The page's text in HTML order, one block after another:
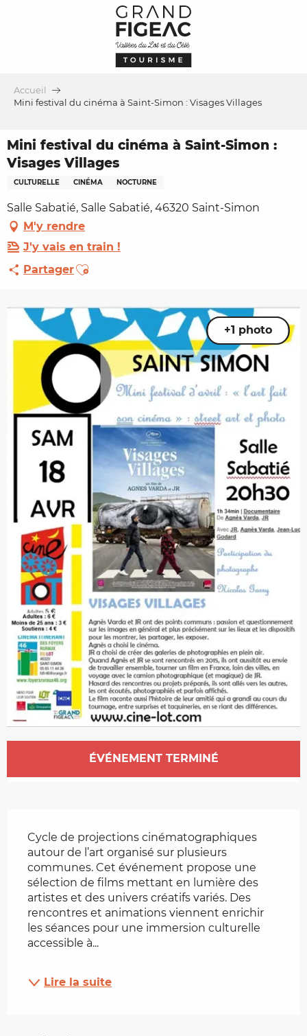
Accueil
Mini festival du cinéma à Saint-Simon : Visages Villages
Mini festival du cinéma à Saint-Simon :
Visages Villages
CULTURELLE CINÉMA NOCTURNE
Salle Sabatié, Salle Sabatié, 46320 Saint-Simon
M'y rendre
J'y vais en train !
PartagerAjouter aux favoris
+1 photo
Ouverture et coordonnées
ÉVÉNEMENT TERMINÉ
Cycle de projections cinématographiques
autour de l’art organisé sur plusieurs
communes. Cet événement propose une
sélection de films mettant en lumière des
artistes et des univers créatifs variés. Des
rencontres et animations viennent enrichir
les séances pour une immersion culturelle
accessible à...
Lire la suite